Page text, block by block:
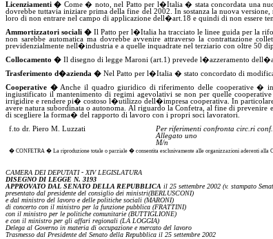
Licenziamenti � Come � noto, nel Patto per l�Italia � stata concordata una
dovrebbe tuttavia iniziare prima della fine del 2002. In sostanza la nuova versione,
loro di non entrare nel campo di applicazione dell�art.18 e quindi di non essere
Ammortizzatori sociali � Il Patto per l�Italia ha tracciato le linee guida per la
non sarebbe automatica ma dovrebbe avvenire attraverso la contrattazione
previdenzialmente nell�industria e a quelle inquadrate nel terziario con oltre 50
Collocamento � Il disegno di legge Maroni (art.1) prevede l�azzeramento
Trasferimento d�azienda � Nel Patto per l�Italia � stato concordato di
Cooperative �Anche il quadro giuridico di riferimento delle cooperative �
ingiustificato il mantenimento di regimi agevolativi se non per quelle
irrigidire e rendere pi� costoso l�utilizzo dell�impresa cooperativa. In
avere natura subordinata o autonoma. Al riguardo laConfetra, al fine di prevenire
di scegliere la forma� del rapporto di lavoro con i propri soci lavoratori.
f.to dr. Piero M. Luzzati Per riferimenti confronta circ.ri conf
Allegato uno
M/n
� CONFETRA � La riproduzione totale o parziale � consentita esclusivamente alle organizzazioni aderenti alla
CAMERA DEI DEPUTATI- XIV LEGISLATURA
DISEGNO DI LEGGE N. 3193
APPROVATO DAL SENATO DELLA REPUBBLICA il 25 settembre 2002 (v. stampato
presentato dal presidente del consiglio dei ministri(BERLUSCONI)
edal ministro del lavoro e delle politiche sociali (MARONI)
di concerto con il ministro per la funzione pubblica (FRATTINI)
con il ministro per le politiche comunitarie(BUTTIGLIONE)
econ il ministro per gli affari regionali (LA LOGGIA)
Delega al Governo in materia di occupazione e mercato del lavoro
Trasmesso dal Presidente del Senato della Repubblica il 25 settembre2002